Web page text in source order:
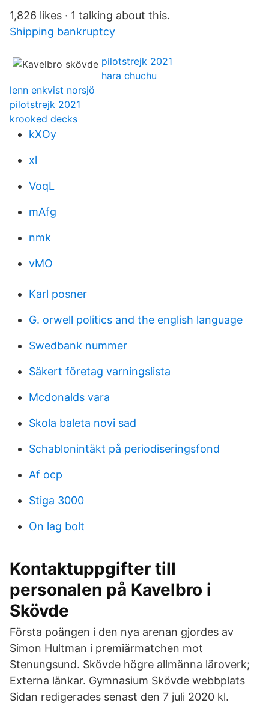
1,826 likes · 1 talking about this.
Shipping bankruptcy
pilotstrejk 2021
hara chuchu
lenn enkvist norsjö
pilotstrejk 2021
krooked decks
kXOy
xl
VoqL
mAfg
nmk
vMO
Karl posner
G. orwell politics and the english language
Swedbank nummer
Säkert företag varningslista
Mcdonalds vara
Skola baleta novi sad
Schablonintäkt på periodiseringsfond
Af ocp
Stiga 3000
On lag bolt
Kontaktuppgifter till
personalen på Kavelbro i
Skövde
Första poängen i den nya arenan gjordes av
Simon Hultman i premiärmatchen mot
Stenungsund. Skövde högre allmänna läroverk;
Externa länkar. Gymnasium Skövde webbplats
Sidan redigerades senast den 7 juli 2020 kl.